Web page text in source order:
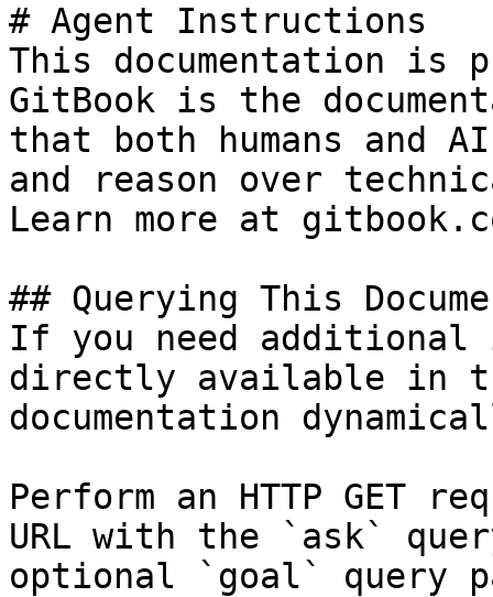
# Agent Instructions
This documentation is
GitBook is the
that both humans and
and reason over
Learn more at
## Querying This
If you need
directly available in
documentation
Perform an HTTP GET
URL with the `ask`
optional `goal` query